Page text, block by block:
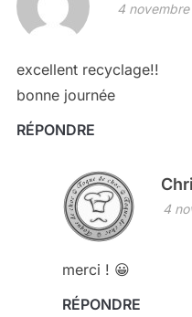
4
excellent recyclage!!
bonne journée
RÉPONDRE
4
merci ! 😀
RÉPONDRE